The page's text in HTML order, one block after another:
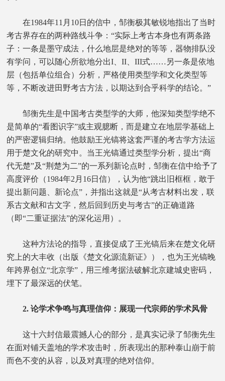
在1984年11月10日的信中，邹衡极其敏锐地指出了当时
考古界存在的两种路线斗争：“实际上考古本身也有两条路
子：一条是墨守成法，什么地层是绝对的等等，器物排队没
有学问，可以随心所欲地分出I、II、III式……另一条是依地
层（包括单位组合）分析，严格使用类型学和文化类型等
等，不断改进田野考古方法，以期达到合乎科学的结论。”
邹衡先生是中国考古类型学的大师，他深知类型学绝不
是简单的“看图识字”或主观臆断，而是建立在地层学基础上
的严密逻辑归纳。他鼓励王光镐将这套严谨的考古学方法运
用于楚文化的研究中。当王光镐通过类型学分析，提出“商
代无楚”及“荆楚为二”的一系列新论点时，邹衡在信中给予了
高度评价（1984年2月16日信），认为他“跳出旧框框，敢于
提出新问题、新论点”，并指出这就是“从考古材料出发，联
系古文献和古文字，然后回到历史与考古”的正确道路
（即“二重证据法”的深化运用）。
这种方法论的指导，直接促成了王光镐后来在楚文化研
究上的大丰收（出版《楚文化源流新证》），也为王光镐晚
年跨界创立“北京学”，用三维考据法破解北京建城史密码，
埋下了最深远的伏笔。
2. 论学术争鸣与真理信仰：展现一代宗师的学术风骨
这十六封信最震撼人心的部分，是真实记录了邹衡先生
在面对铺天盖地的学术攻击时，所表现出的那种泰山崩于前
而色不变的从容，以及对真理的绝对信仰。